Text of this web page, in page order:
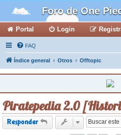
Foro de One
Portal Login
FAQ
Índice general Otros Offtopic
Piratepedia 2.0
Responder